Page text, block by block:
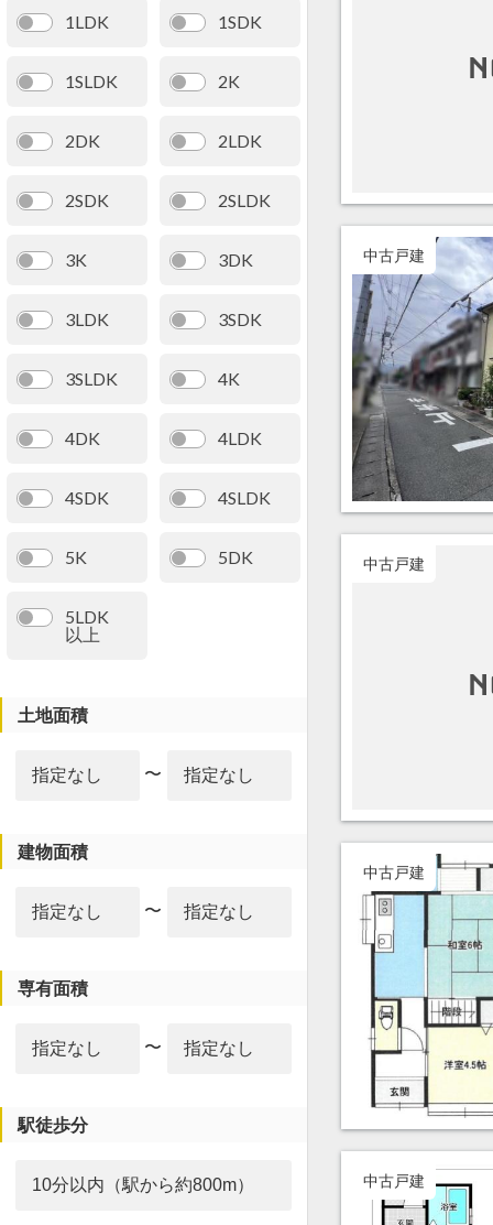
1LDK 1SDK
1SLDK 2K
2DK 2LDK
2SDK 2SLDK
3K 3DK
3LDK 3SDK
3SLDK 4K
4DK 4LDK
4SDK 4SLDK
5K 5DK
5LDK
以上
土地面積
〜
建物面積
〜
専有面積
〜
駅徒歩分
中古戸建
中古戸建
中古戸建
中古戸建